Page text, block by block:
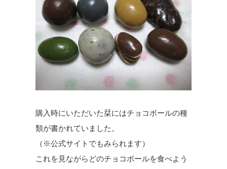
購入時にいただいた栞にはチョコボールの種
類が書かれていました。
（※公式サイトでもみられます）
これを見ながらどのチョコボールを食べよう